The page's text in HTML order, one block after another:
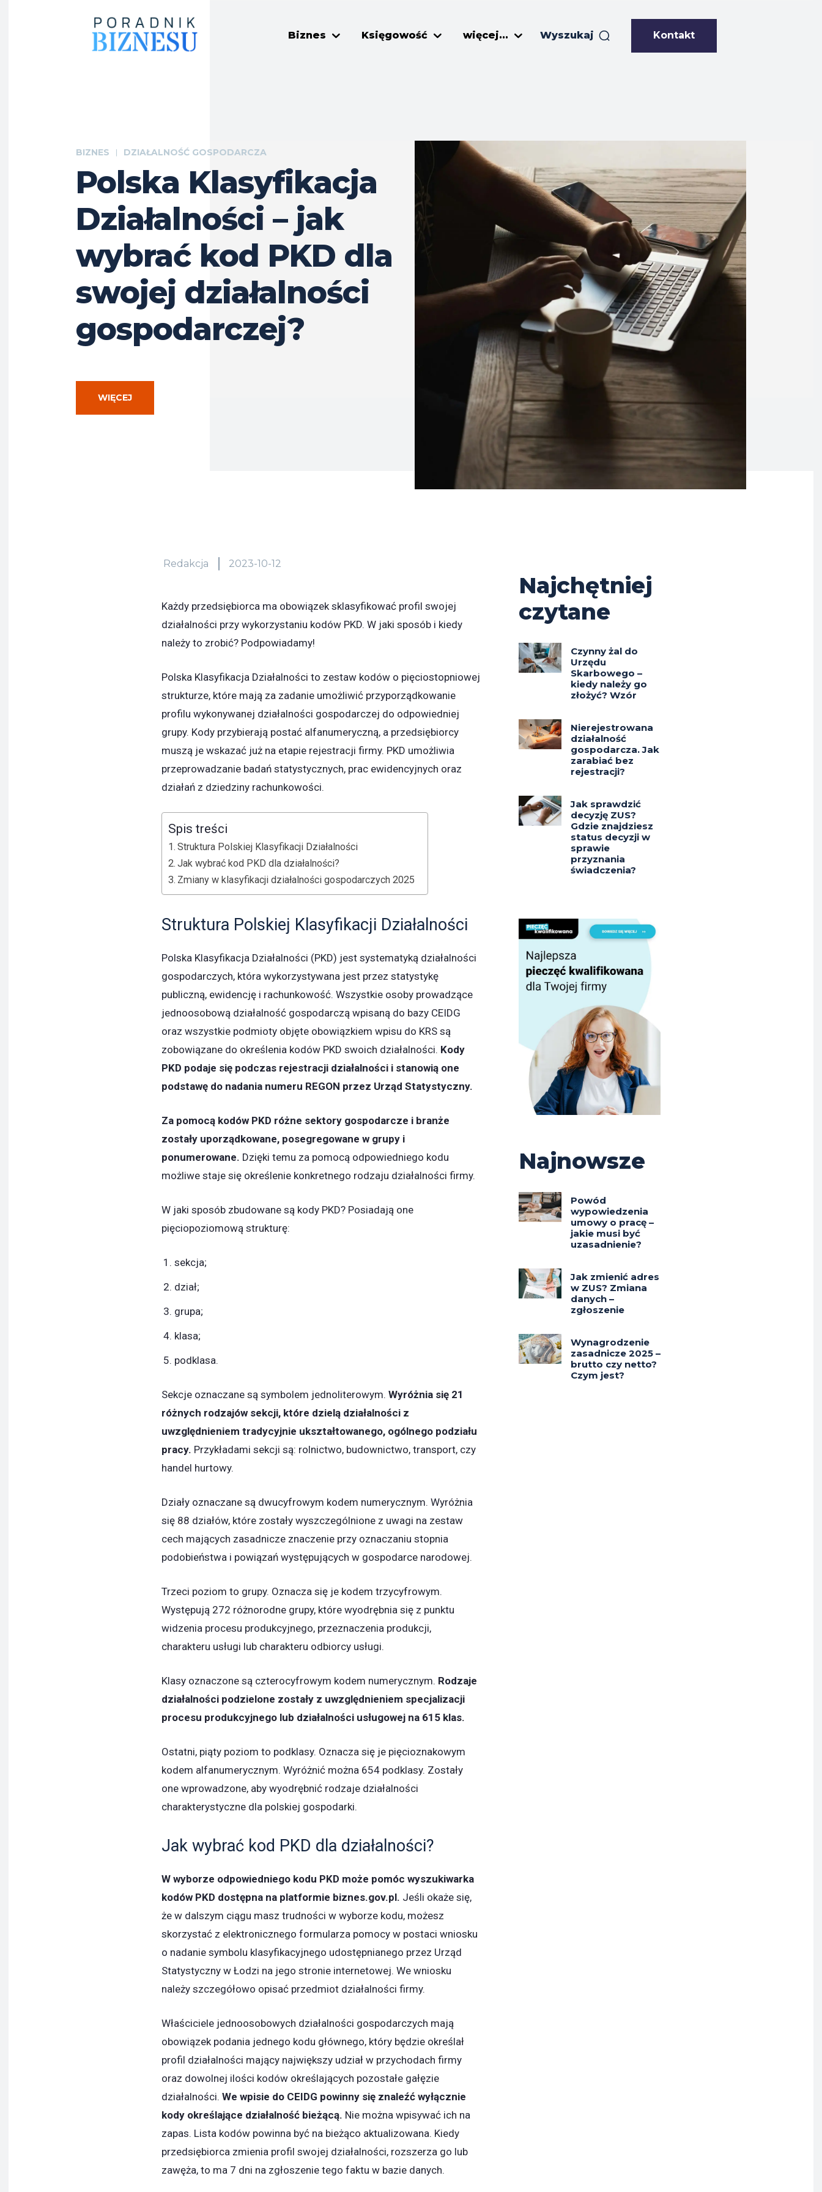
Biznes Księgowość więcej... Wyszukaj Kontakt
BIZNES DZIAŁALNOŚĆ GOSPODARCZA
Polska Klasyfikacja
Działalności – jak
wybrać kod PKD dla
swojej działalności
gospodarczej?
WIĘCEJ
Redakcja 2023-10-12
Każdy przedsiębiorca ma obowiązek sklasyfikować profil swojej
działalności przy wykorzystaniu kodów PKD. W jaki sposób i kiedy
należy to zrobić? Podpowiadamy!
Polska Klasyfikacja Działalności to zestaw kodów o pięciostopniowej
strukturze, które mają za zadanie umożliwić przyporządkowanie
profilu wykonywanej działalności gospodarczej do odpowiedniej
grupy. Kody przybierają postać alfanumeryczną, a przedsiębiorcy
muszą je wskazać już na etapie rejestracji firmy. PKD umożliwia
przeprowadzanie badań statystycznych, prac ewidencyjnych oraz
działań z dziedziny rachunkowości.
Spis treści
Struktura Polskiej Klasyfikacji Działalności
Jak wybrać kod PKD dla działalności?
Zmiany w klasyfikacji działalności gospodarczych 2025
Struktura Polskiej Klasyfikacji Działalności
Polska Klasyfikacja Działalności (PKD) jest systematyką działalności
gospodarczych, która wykorzystywana jest przez statystykę
publiczną, ewidencję i rachunkowość. Wszystkie osoby prowadzące
jednoosobową działalność gospodarczą wpisaną do bazy CEIDG
oraz wszystkie podmioty objęte obowiązkiem wpisu do KRS są
zobowiązane do określenia kodów PKD swoich działalności. Kody
PKD podaje się podczas rejestracji działalności i stanowią one
podstawę do nadania numeru REGON przez Urząd Statystyczny.
Za pomocą kodów PKD różne sektory gospodarcze i branże
zostały uporządkowane, posegregowane w grupy i
ponumerowane. Dzięki temu za pomocą odpowiedniego kodu
możliwe staje się określenie konkretnego rodzaju działalności firmy.
W jaki sposób zbudowane są kody PKD? Posiadają one
pięciopoziomową strukturę:
sekcja;
dział;
grupa;
klasa;
podklasa.
Sekcje oznaczane są symbolem jednoliterowym. Wyróżnia się 21
różnych rodzajów sekcji, które dzielą działalności z
uwzględnieniem tradycyjnie ukształtowanego, ogólnego podziału
pracy. Przykładami sekcji są: rolnictwo, budownictwo, transport, czy
handel hurtowy.
Działy oznaczane są dwucyfrowym kodem numerycznym. Wyróżnia
się 88 działów, które zostały wyszczególnione z uwagi na zestaw
cech mających zasadnicze znaczenie przy oznaczaniu stopnia
podobieństwa i powiązań występujących w gospodarce narodowej.
Trzeci poziom to grupy. Oznacza się je kodem trzycyfrowym.
Występują 272 różnorodne grupy, które wyodrębnia się z punktu
widzenia procesu produkcyjnego, przeznaczenia produkcji,
charakteru usługi lub charakteru odbiorcy usługi.
Klasy oznaczone są czterocyfrowym kodem numerycznym. Rodzaje
działalności podzielone zostały z uwzględnieniem specjalizacji
procesu produkcyjnego lub działalności usługowej na 615 klas.
Ostatni, piąty poziom to podklasy. Oznacza się je pięcioznakowym
kodem alfanumerycznym. Wyróżnić można 654 podklasy. Zostały
one wprowadzone, aby wyodrębnić rodzaje działalności
charakterystyczne dla polskiej gospodarki.
Jak wybrać kod PKD dla działalności?
W wyborze odpowiedniego kodu PKD może pomóc wyszukiwarka
kodów PKD dostępna na platformie biznes.gov.pl. Jeśli okaże się,
że w dalszym ciągu masz trudności w wyborze kodu, możesz
skorzystać z elektronicznego formularza pomocy w postaci wniosku
o nadanie symbolu klasyfikacyjnego udostępnianego przez Urząd
Statystyczny w Łodzi na jego stronie internetowej. We wniosku
należy szczegółowo opisać przedmiot działalności firmy.
Właściciele jednoosobowych działalności gospodarczych mają
obowiązek podania jednego kodu głównego, który będzie określał
profil działalności mający największy udział w przychodach firmy
oraz dowolnej ilości kodów określających pozostałe gałęzie
działalności. We wpisie do CEIDG powinny się znaleźć wyłącznie
kody określające działalność bieżącą. Nie można wpisywać ich na
zapas. Lista kodów powinna być na bieżąco aktualizowana. Kiedy
przedsiębiorca zmienia profil swojej działalności, rozszerza go lub
zawęża, to ma 7 dni na zgłoszenie tego faktu w bazie danych.
Najchętniej
czytane
Czynny żal do
Urzędu
Skarbowego –
kiedy należy go
złożyć? Wzór
Nierejestrowana
działalność
gospodarcza. Jak
zarabiać bez
rejestracji?
Jak sprawdzić
decyzję ZUS?
Gdzie znajdziesz
status decyzji w
sprawie
przyznania
świadczenia?
Najnowsze
Powód
wypowiedzenia
umowy o pracę –
jakie musi być
uzasadnienie?
Jak zmienić adres
w ZUS? Zmiana
danych –
zgłoszenie
Wynagrodzenie
zasadnicze 2025 –
brutto czy netto?
Czym jest?